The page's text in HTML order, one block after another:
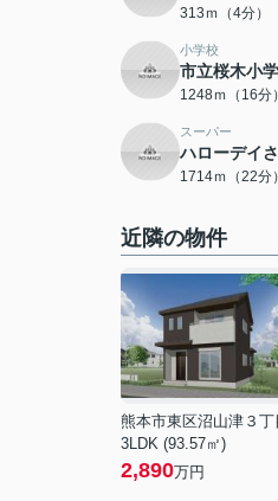
313ｍ（4分）
小学校
市立桜木小
1248ｍ（16分）
スーパー
ハローデイ
1714ｍ（22分）
近隣の物件
熊本市東区沼山津３丁
3LDK (93.57㎡)
2,890万円